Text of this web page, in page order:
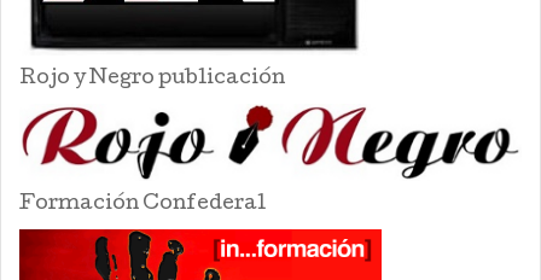
Rojo y Negro publicación
Formación Confederal